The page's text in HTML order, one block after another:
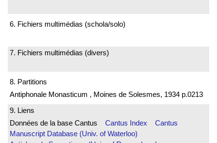
6. Fichiers multimédias (schola/solo)
7. Fichiers multimédias (divers)
8. Partitions
Antiphonale Monasticum , Moines de Solesmes, 1934 p.0213
9. Liens
Données de la base Cantus Cantus Index
Cantus
Manuscript Database (Univ. of Waterloo)